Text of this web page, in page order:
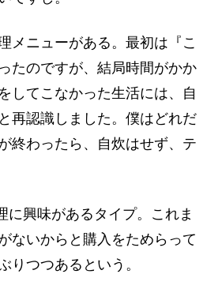
メニューがある。最初は『こ
たのですが、結局時間がかか
してこなかった生活には、自
再認識しました。僕はどれだ
終わったら、自炊はせず、テ
興味があるタイプ。これま
ないからと購入をためらって
りつつあるという。